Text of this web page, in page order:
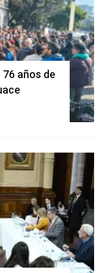
años de